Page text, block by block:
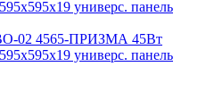
02 4565-ПРИЗМА 45Вт
универс. панель